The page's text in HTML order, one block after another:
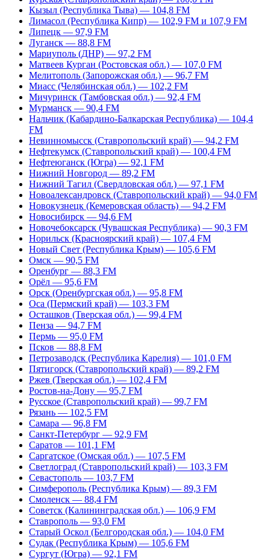
Кызыл (Республика Тыва) — 104,8 FM
Лимасол (Республика Кипр) — 102,9 FM и 107,9 FM
Липецк — 97,9 FM
Луганск — 88,8 FM
Мариуполь (ДНР) — 97,2 FM
Матвеев Курган (Ростовская обл.) — 107,0 FM
Мелитополь (Запорожская обл.) — 96,7 FM
Миасс (Челябинская обл.) — 102,2 FM
Мичуринск (Тамбовская обл.) — 92,4 FM
Мурманск — 90,4 FM
Нальчик (Кабардино-Балкарская Республика) — 104,4
FM
Невинномысск (Ставропольский край) — 94,2 FM
Нефтекумск (Ставропольский край) — 100,4 FM
Нефтеюганск (Югра) — 92,1 FM
Нижний Новгород — 89,2 FM
Нижний Тагил (Свердловская обл.) — 97,1 FM
Новоалександровск (Ставропольский край) — 94,0 FM
Новокузнецк (Кемеровская область) — 94,2 FM
Новосибирск — 94,6 FM
Новочебоксарск (Чувашская Республика) — 90,3 FM
Норильск (Красноярский край) — 107,4 FM
Новый Свет (Республика Крым) — 105,6 FM
Омск — 90,5 FM
Оренбург — 88,3 FM
Орёл — 95,6 FM
Орск (Оренбургская обл.) — 95,8 FM
Оса (Пермский край) — 103,3 FM
Осташков (Тверская обл.) — 99,4 FM
Пенза — 94,7 FM
Пермь — 95,0 FM
Псков — 88,8 FM
Петрозаводск (Республика Карелия) — 101,0 FM
Пятигорск (Ставропольский край) — 89,2 FM
Ржев (Тверская обл.) — 102,4 FM
Ростов-на-Дону — 95,7 FM
Русское (Ставропольский край) — 99,7 FM
Рязань — 102,5 FM
Самара — 96,8 FM
Санкт-Петербург — 92,9 FM
Саратов — 101,1 FM
Саргатское (Омская обл.) — 107,5 FM
Светлоград (Ставропольский край) — 103,3 FM
Севастополь — 103,7 FM
Симферополь (Республика Крым) — 89,3 FM
Смоленск — 88,4 FM
Советск (Калининградская обл.) — 106,9 FM
Ставрополь — 93,0 FM
Старый Оскол (Белгородская обл.) — 104,0 FM
Судак (Республика Крым) — 105,6 FM
Сургут (Югра) — 92,1 FM